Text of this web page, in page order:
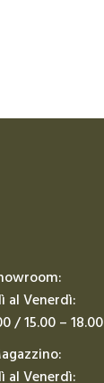
al Venerdì:
/ 15.00 – 18.00
al Venerdì: